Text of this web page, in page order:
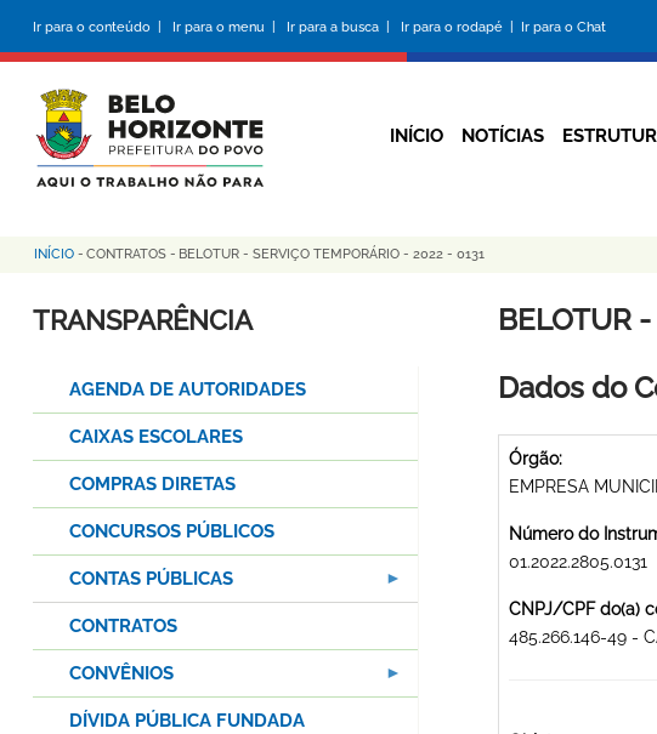
conteúdo
principal
Ir para o conteúdo | Ir para o menu | Ir para a busca | Ir para o rodapé | Ir para o Chat
INÍCIO NOTÍCIAS
Trilha
de
INÍCIO - CONTRATOS - BELOTUR - SERVIÇO TEMPORÁRIO - 2022 - 0131
BELOTUR
Dados do
Órgão:
EMPRESA
Número do
01.2022.2805.0131
CNPJ/CPF do(a)
485.266.146-49 -
TRANSPARÊNCIA
AGENDA DE AUTORIDADES
CAIXAS ESCOLARES
COMPRAS DIRETAS
CONCURSOS PÚBLICOS
CONTAS PÚBLICAS
CONTRATOS
CONVÊNIOS
DÍVIDA PÚBLICA FUNDADA